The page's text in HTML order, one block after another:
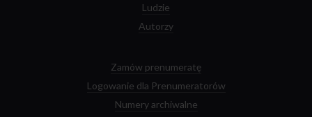
Ludzie
Autorzy
Zamów prenumeratę
Logowanie dla Prenumeratorów
Numery archiwalne